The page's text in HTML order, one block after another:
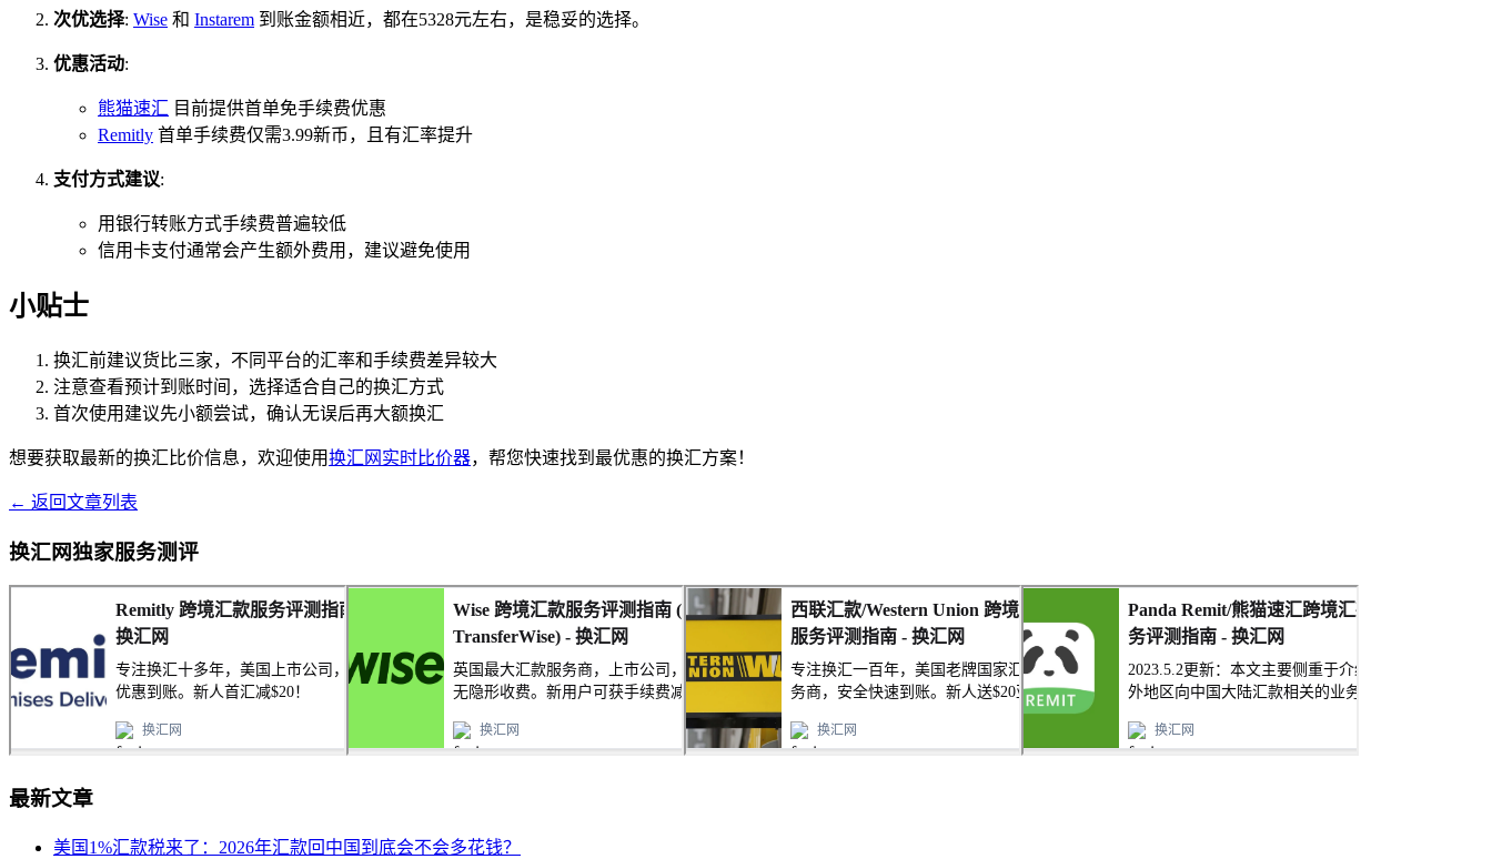
次优选择: Wise 和 Instarem 到账金额相近，都在5328元左右，是稳妥的选择。
优惠活动:
熊猫速汇 目前提供首单免手续费优惠
Remitly 首单手续费仅需3.99新币，且有汇率提升
支付方式建议:
用银行转账方式手续费普遍较低
信用卡支付通常会产生额外费用，建议避免使用
小贴士
换汇前建议货比三家，不同平台的汇率和手续费差异较大
注意查看预计到账时间，选择适合自己的换汇方式
首次使用建议先小额尝试，确认无误后再大额换汇
想要获取最新的换汇比价信息，欢迎使用换汇网实时比价器，帮您快速找到最优惠的换汇方案！
← 返回文章列表
换汇网独家服务测评
最新文章
美国1%汇款税来了：2026年汇款回中国到底会不会多花钱？